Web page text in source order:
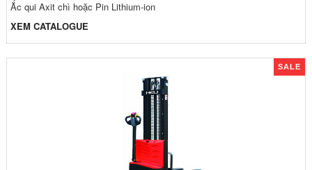
Ắc qui Axit chì hoặc Pin Lithium-ion
XEM CATALOGUE
SALE